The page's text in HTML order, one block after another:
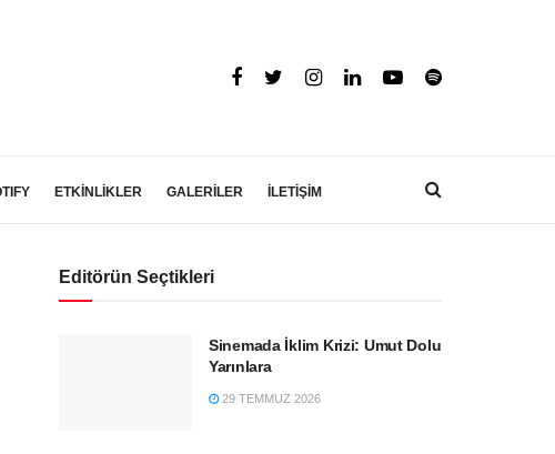
ETKİNLİKLER GALERİLER İLETİŞİM
Editörün Seçtikleri
Sinemada İklim Krizi: Umut Dolu
Yarınlara
29 TEMMUZ 2026